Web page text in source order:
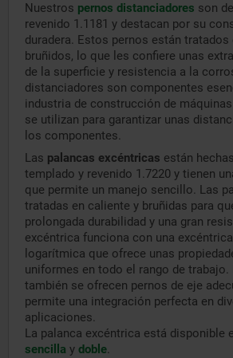
Nuestros pernos distanciadores son
revenido 1.1181 y destacan por su
duradera. Estos pernos están tratados
bruñidos, lo que les confiere unas
de la superficie y resistencia a la
distanciadores son componentes
industria de construcción de
se utilizan para garantizar unas
los componentes.
Las palancas excéntricas están
templado y revenido 1.7220 y tienen
que permite un manejo sencillo. Las
tratadas en caliente y bruñidas para
prolongada durabilidad y una gran
excéntrica funciona con una
logarítmica que ofrece unas
uniformes en todo el rango de trabajo.
también se ofrecen pernos de eje
permite una integración perfecta en
aplicaciones.
La palanca excéntrica está disponible
sencilla y doble.